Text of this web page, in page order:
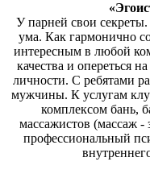
У парней свои
ума. Как гармонично
интересным в любой
качества и опереться
личности. С ребятами
мужчины. К услугам
комплексом бань,
массажистов (массаж -
профессиональный